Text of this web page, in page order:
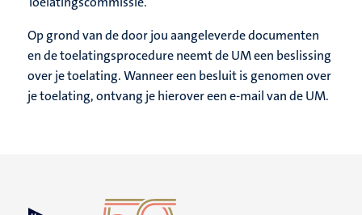
Op grond van de door jou aangeleverde documenten
en de toelatingsprocedure neemt de UM een beslissing
over je toelating. Wanneer een besluit is genomen over
je toelating, ontvang je hierover een e-mail van de UM.